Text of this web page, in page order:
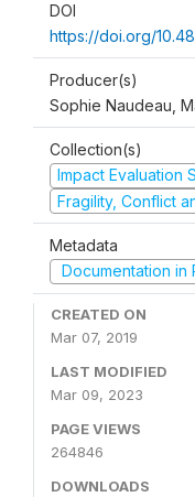
DOI
https://doi.org/
Producer(s)
Sophie Naudeau,
Collection(s)
Impact Evaluation
Fragility, Conflict
Metadata
Documentation in
CREATED ON
Mar 07, 2019
LAST MODIFIED
Mar 09, 2023
PAGE VIEWS
264846
DOWNLOADS